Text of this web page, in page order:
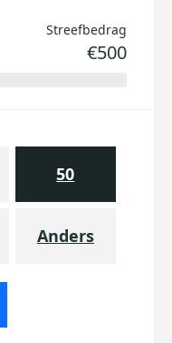
Streefbedrag
€500
50
Anders